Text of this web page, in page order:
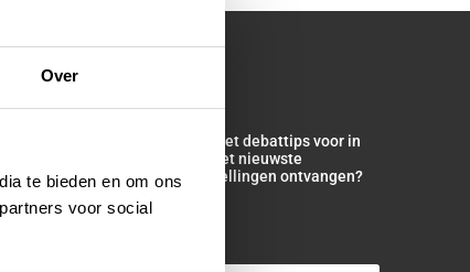
Over
te bieden en om ons
voor social
maand versturen we een lestip met debattips voor in
Wil jij op de hoogte zijn van het nieuwste
Maandelijks actuele stellingen ontvangen?